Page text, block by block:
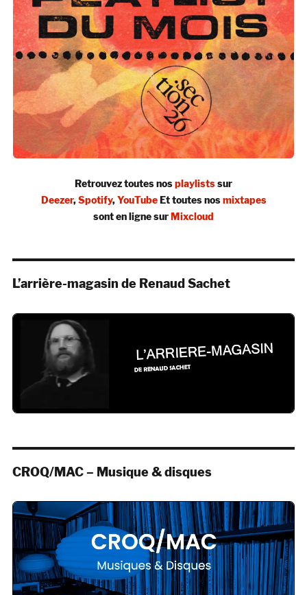
Retrouvez toutes nosplaylistssur
Deezer,Spotify,YouTubeEt toutes nosmixtapes
sont en ligne surMixcloud
L’arrière-magasin de Renaud Sachet
CROQ/MAC – Musique & disques